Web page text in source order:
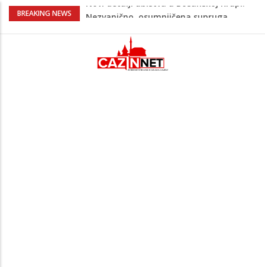
BREAKING NEWS
Na Ahiret preselila Bešić (rođ. Blažević)
Na Ahiret preselio ŠUPUK (Refik) ŠEFIK
Evo koje države su zasad za, a koje
protiv Infantina na izborima: Srbija i